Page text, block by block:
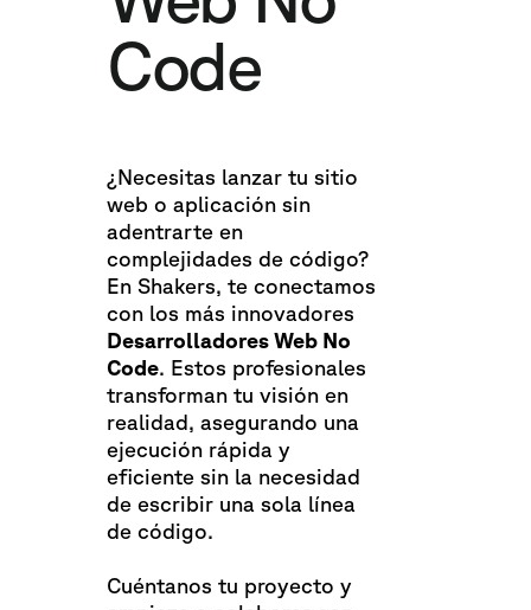
Code
¿Necesitas lanzar tu sitio
web o aplicación sin
adentrarte en
complejidades de código?
En Shakers, te conectamos
con los más innovadores
Desarrolladores Web No
Code. Estos profesionales
transforman tu visión en
realidad, asegurando una
ejecución rápida y
eficiente sin la necesidad
de escribir una sola línea
de código.
Cuéntanos tu proyecto y